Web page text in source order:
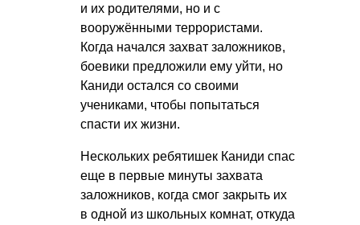
и их родителями, но и с
вооружёнными террористами.
Когда начался захват заложников,
боевики предложили ему уйти, но
Каниди остался со своими
учениками, чтобы попытаться
спасти их жизни.
Нескольких ребятишек Каниди спас
еще в первые минуты захвата
заложников, когда смог закрыть их
в одной из школьных комнат, откуда